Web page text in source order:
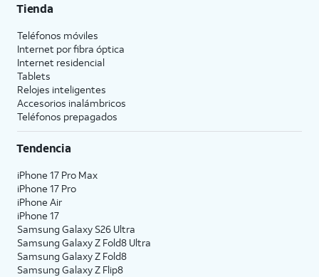
Tienda
Teléfonos móviles
Internet por fibra óptica
Internet residencial
Tablets
Relojes inteligentes
Accesorios inalámbricos
Teléfonos prepagados
Tendencia
iPhone 17 Pro Max
iPhone 17 Pro
iPhone Air
iPhone 17
Samsung Galaxy S26 Ultra
Samsung Galaxy Z Fold8 Ultra
Samsung Galaxy Z Fold8
Samsung Galaxy Z Flip8